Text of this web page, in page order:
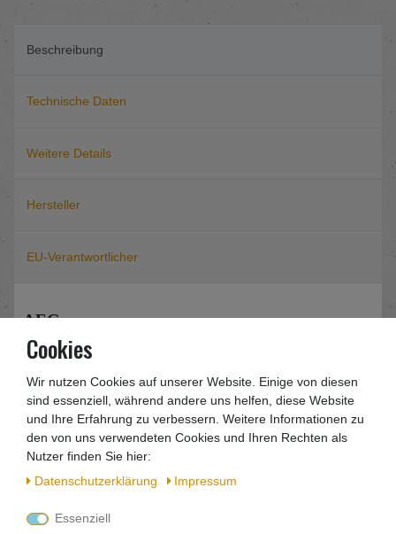
Beschreibung
Technische Daten
Weitere Details
Hersteller
EU-Verantwortlicher
AEG
S2500E Trockenbaubohrschrauber 720 Watt
Sie erhalten eine Rechnung mit ausgewiesener
Mwst.
Leistungsstarker Bauschrauber S 2500 E mit hohen
Drehmoment, ideal für selbstschneidende
Blechschrauben. Ausgestattet mit kräftigen 720W
lange Lebensdauer.
Cookies
Wir nutzen Cookies auf unserer Website. Einige von diesen
sind essenziell, während andere uns helfen, diese Website
und Ihre Erfahrung zu verbessern. Weitere Informationen zu
den von uns verwendeten Cookies und Ihren Rechten als
Nutzer finden Sie hier:
Daten­schutz­erklärung
Impressum
Essenziell